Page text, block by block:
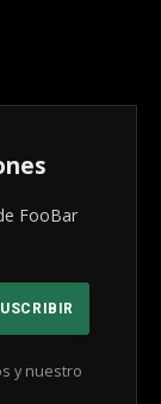
FooBar
y nuestro